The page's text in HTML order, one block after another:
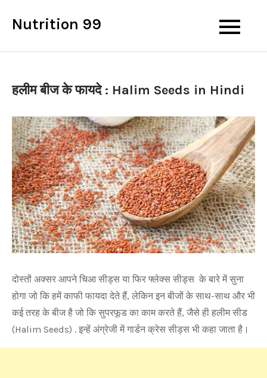
Nutrition 99
हलीम बीज के फायदे : Halim Seeds in Hindi
दोस्तों अक्सर आपने चिआ सीड्स या फिर फ्लेक्स सीड्स के बारे में सुना
होगा जो कि हमें काफी फायदा देते हैं, लेकिन इन बीजों के साथ-साथ और भी
कई तरह के बीज है जो कि सुपरफूड का काम करते हैं, जैसे ही हलीम सीड
(Halim Seeds) . इन्हें अंग्रेजी में गार्डन क्रेस सीड्स भी कहा जाता है।